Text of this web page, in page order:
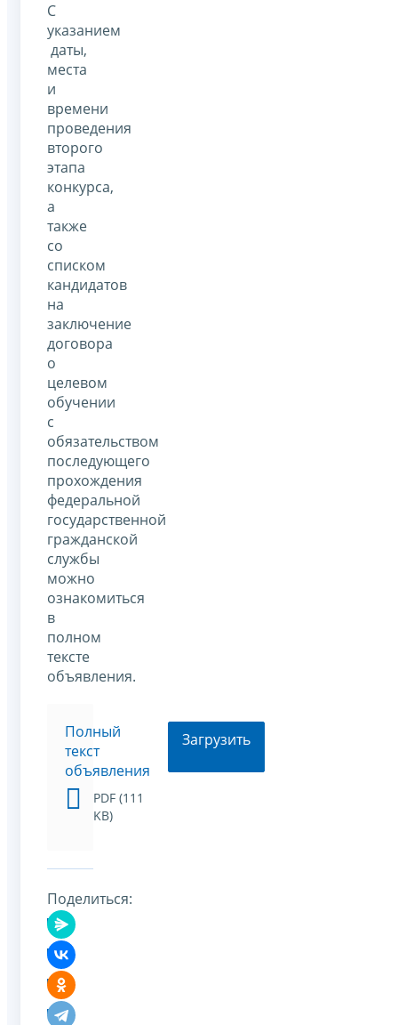
С
указанием
даты,
места
и
времени
проведения
второго
этапа
конкурса,
а
также
со
списком
кандидатов
на
заключение
договора
о
целевом
обучении
с
обязательством
последующего
прохождения
федеральной
государственной
гражданской
службы
можно
ознакомиться
в
полном
тексте
объявления.
Полный
текст
объявления
PDF (111
KB)
Загрузить
Поделиться: